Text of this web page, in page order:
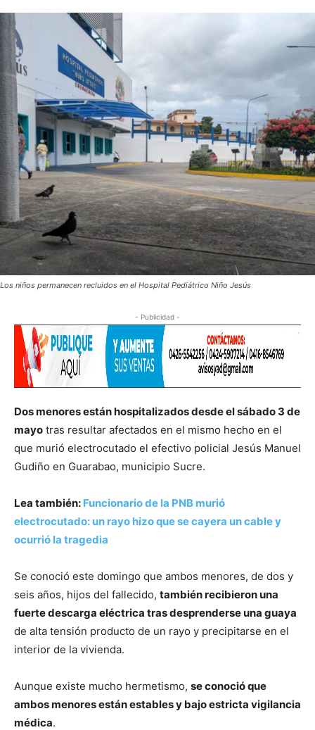
Los niños permanecen recluidos en el Hospital Pediátrico Niño Jesús
- Publicidad -
Dos menores están hospitalizados desde el sábado 3 de
mayo tras resultar afectados en el mismo hecho en el
que murió electrocutado el efectivo policial Jesús Manuel
Gudiño en Guarabao, municipio Sucre.
Lea también: Funcionario de la PNB murió
electrocutado: un rayo hizo que se cayera un cable y
ocurrió la tragedia
Se conoció este domingo que ambos menores, de dos y
seis años, hijos del fallecido, también recibieron una
fuerte descarga eléctrica tras desprenderse una guaya
de alta tensión producto de un rayo y precipitarse en el
interior de la vivienda.
Aunque existe mucho hermetismo, se conoció que
ambos menores están estables y bajo estricta vigilancia
médica.